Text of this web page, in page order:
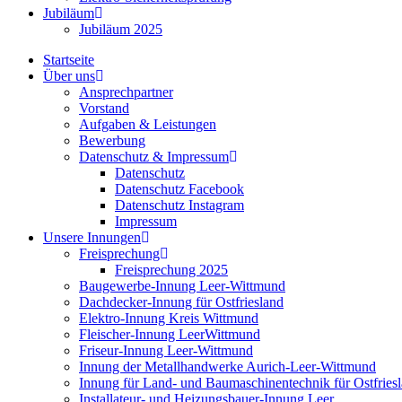
Jubiläum
Jubiläum 2025
Startseite
Über uns
Ansprechpartner
Vorstand
Aufgaben & Leistungen
Bewerbung
Datenschutz & Impressum
Datenschutz
Datenschutz Facebook
Datenschutz Instagram
Impressum
Unsere Innungen
Freisprechung
Freisprechung 2025
Baugewerbe-Innung Leer-Wittmund
Dachdecker-Innung für Ostfriesland
Elektro-Innung Kreis Wittmund
Fleischer-Innung LeerWittmund
Friseur-Innung Leer-Wittmund
Innung der Metallhandwerke Aurich-Leer-Wittmund
Innung für Land- und Baumaschinentechnik für
Installateur- und Heizungsbauer-Innung Leer